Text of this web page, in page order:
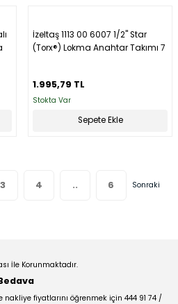
İzeltaş 1113 00 6007 1/2'' Star
(Torx®) Lokma Anahtar Takımı 7
1.995,79 TL
Stokta Var
Sepete Ekle
3 4 .. 6
İle Korunmaktadır.
fiyatlarını öğrenmek için 444 91 74 /